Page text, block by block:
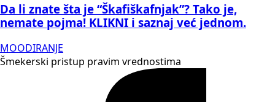
Da li znate šta je “Škafiškafnjak”? Tako je,
nemate pojma! KLIKNI i saznaj već jednom.
MOODIRANJE
Šmekerski pristup pravim vrednostima